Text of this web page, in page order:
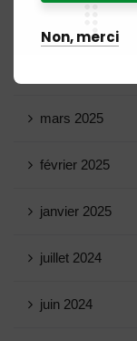
mars 2025
février 2025
janvier 2025
juillet 2024
juin 2024
Non, merci